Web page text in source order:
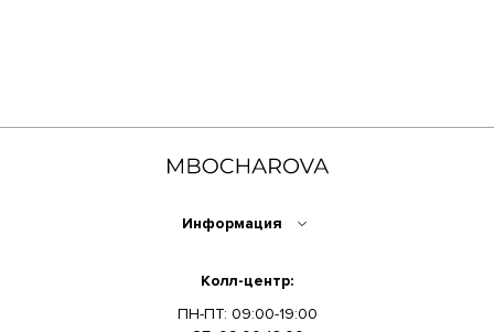
Информация
Колл-центр:
ПН-ПТ: 09:00-19:00